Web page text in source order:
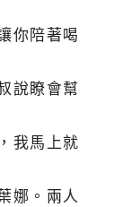
你陪著喝
說瞭會幫
我馬上就
娜。兩人